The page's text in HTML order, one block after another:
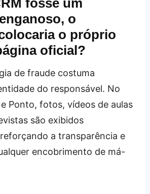
o
o próprio
oficial?
de fraude costuma
do responsável. No
Ponto, fotos, vídeos de aulas
são exibidos
a transparência e
encobrimento de má-